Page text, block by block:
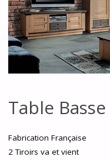
Table
Fabrication Française
2 Tiroirs va et vient